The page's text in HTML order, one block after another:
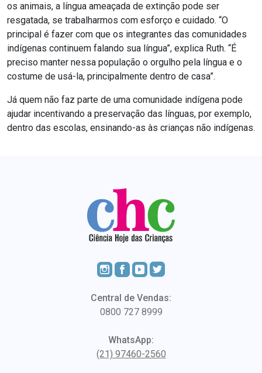
os animais, a língua ameaçada de extinção pode ser
resgatada, se trabalharmos com esforço e cuidado. “O
principal é fazer com que os integrantes das comunidades
indígenas continuem falando sua língua”, explica Ruth. “É
preciso manter nessa população o orgulho pela língua e o
costume de usá-la, principalmente dentro de casa”.
Já quem não faz parte de uma comunidade indígena pode
ajudar incentivando a preservação das línguas, por exemplo,
dentro das escolas, ensinando-as às crianças não indígenas.
Central de Vendas:
0800 727 8999
WhatsApp:
(21) 97460-2560